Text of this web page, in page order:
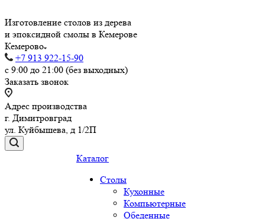
Изготовление столов из дерева
и эпоксидной смолы в Кемерове
Кемерово
+7 913 922-15-90
с 9:00 до 21:00 (без выходных)
Заказать звонок
Адрес производства
г. Димитровград
ул. Куйбышева, д 1/2П
Каталог
Столы
Кухонные
Компьютерные
Обеденные